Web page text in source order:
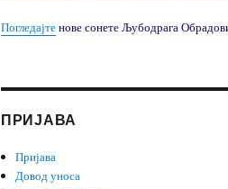
Погледајтенове сонете Љубодрага
ПРИЈАВА
Пријава
Довод уноса